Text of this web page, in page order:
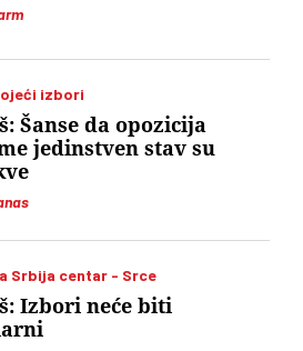
izbori
Šanse da opozicija
jedinstven stav su
Srbija centar - Srce
Izbori neće biti